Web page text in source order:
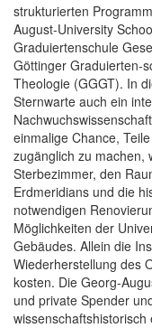
strukturierten
August-University
Graduiertenschule
Göttinger Graduierten-
Theologie (GGGT). In
Sternwarte auch ein
einmalige Chance,
zugänglich zu machen,
Sterbezimmer, den
Erdmeridians und die
notwendigen
Möglichkeiten der
Gebäudes. Allein die
Wiederherstellung des
kosten. Die Georg-
und private Spender